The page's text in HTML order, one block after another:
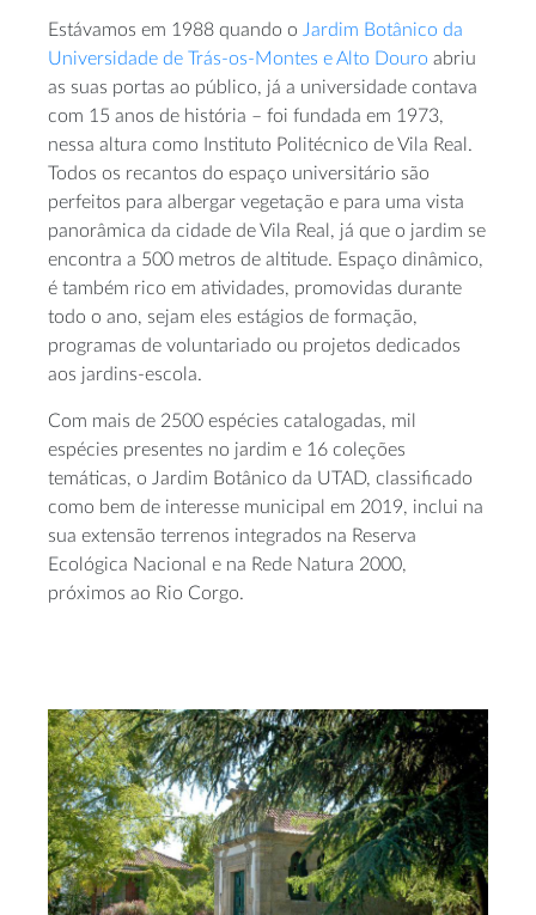
Estávamos em 1988 quando o Jardim Botânico da
Universidade de Trás-os-Montes e Alto Douro abriu
as suas portas ao público, já a universidade contava
com 15 anos de história – foi fundada em 1973,
nessa altura como Instituto Politécnico de Vila Real.
Todos os recantos do espaço universitário são
perfeitos para albergar vegetação e para uma vista
panorâmica da cidade de Vila Real, já que o jardim se
encontra a 500 metros de altitude. Espaço dinâmico,
é também rico em atividades, promovidas durante
todo o ano, sejam eles estágios de formação,
programas de voluntariado ou projetos dedicados
aos jardins-escola.
Com mais de 2500 espécies catalogadas, mil
espécies presentes no jardim e 16 coleções
temáticas, o Jardim Botânico da UTAD, classificado
como bem de interesse municipal em 2019, inclui na
sua extensão terrenos integrados na Reserva
Ecológica Nacional e na Rede Natura 2000,
próximos ao Rio Corgo.